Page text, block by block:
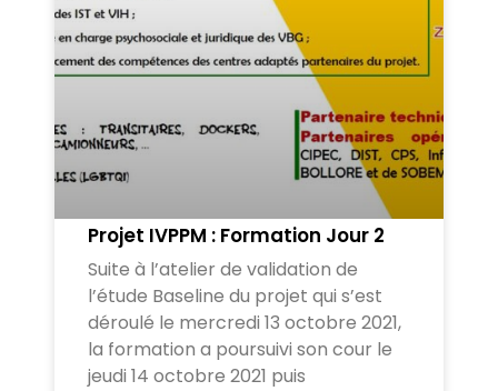
Projet IVPPM : Formation Jour 2
Suite à l’atelier de validation de
l’étude Baseline du projet qui s’est
déroulé le mercredi 13 octobre 2021,
la formation a poursuivi son cour le
jeudi 14 octobre 2021 puis